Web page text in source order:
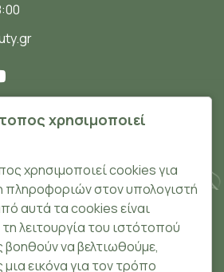
χρησιμοποιεί
χρησιμοποιεί cookies για
πληροφοριών στον υπολογιστή
αυτά τα cookies είναι
λειτουργία του ιστότοπού
βοηθούν να βελτιωθούμε,
εικόνα για τον τρόπο